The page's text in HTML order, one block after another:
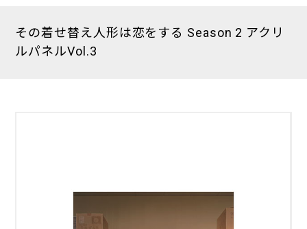
その着せ替え人形は恋をする Season 2 アクリ
ルパネルVol.3